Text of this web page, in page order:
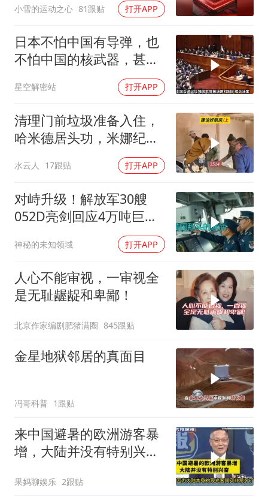
把党建设得更加坚强有力
奋进开新局 实干挑大梁
小雪的运动之心 81跟贴 打开APP
日本不怕中国有导弹，也
不怕中国的核武器，甚至
不怕中国的稀土制裁
星空解密站 打开APP
清理门前垃圾准备入住，
哈米德居头功，米娜纪录
水云人 17跟贴 打开APP
对峙升级！解放军30艘
052D亮剑回应4万吨巨舰
神秘的未知领域 打开APP
人心不能审视，一审视全
是无耻龌龊和卑鄙！
北京作家编剧肥猪满圈 845跟贴
金星地狱邻居的真面目
冯哥科普 1跟贴
来中国避暑的欧洲游客暴
增，大陆并没有特别兴
果妈聊娱乐 2跟贴